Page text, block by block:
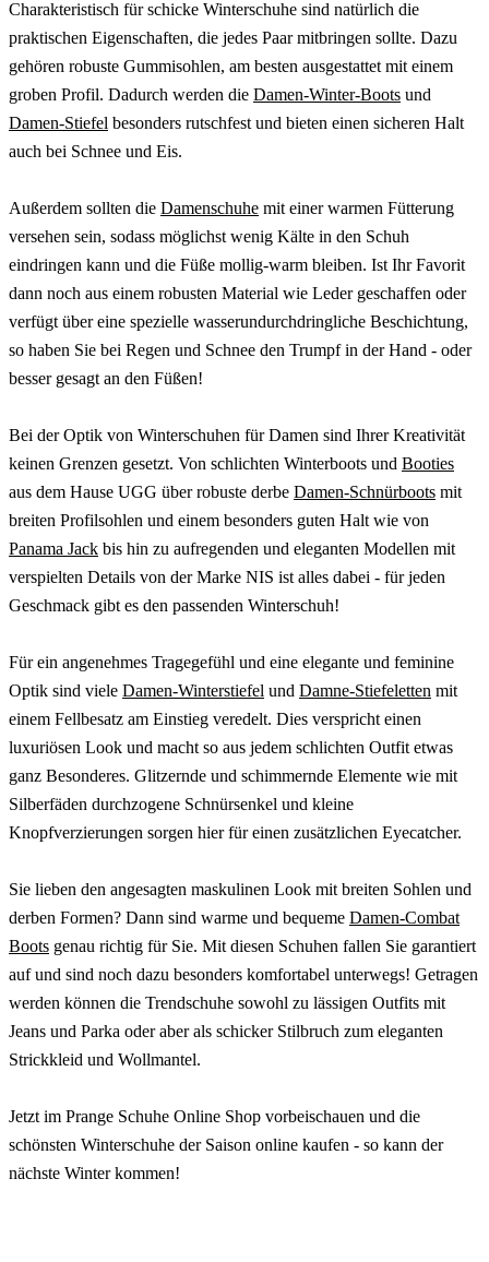
Charakteristisch für schicke Winterschuhe sind natürlich die
praktischen Eigenschaften, die jedes Paar mitbringen sollte. Dazu
gehören robuste Gummisohlen, am besten ausgestattet mit einem
groben Profil. Dadurch werden die Damen-Winter-Boots und
Damen-Stiefel besonders rutschfest und bieten einen sicheren Halt
auch bei Schnee und Eis.
Außerdem sollten die Damenschuhe mit einer warmen Fütterung
versehen sein, sodass möglichst wenig Kälte in den Schuh
eindringen kann und die Füße mollig-warm bleiben. Ist Ihr Favorit
dann noch aus einem robusten Material wie Leder geschaffen oder
verfügt über eine spezielle wasserundurchdringliche Beschichtung,
so haben Sie bei Regen und Schnee den Trumpf in der Hand - oder
besser gesagt an den Füßen!
Bei der Optik von Winterschuhen für Damen sind Ihrer Kreativität
keinen Grenzen gesetzt. Von schlichten Winterboots und Booties
aus dem Hause UGG über robuste derbe Damen-Schnürboots mit
breiten Profilsohlen und einem besonders guten Halt wie von
Panama Jack bis hin zu aufregenden und eleganten Modellen mit
verspielten Details von der Marke NIS ist alles dabei - für jeden
Geschmack gibt es den passenden Winterschuh!
Für ein angenehmes Tragegefühl und eine elegante und feminine
Optik sind viele Damen-Winterstiefel und Damne-Stiefeletten mit
einem Fellbesatz am Einstieg veredelt. Dies verspricht einen
luxuriösen Look und macht so aus jedem schlichten Outfit etwas
ganz Besonderes. Glitzernde und schimmernde Elemente wie mit
Silberfäden durchzogene Schnürsenkel und kleine
Knopfverzierungen sorgen hier für einen zusätzlichen Eyecatcher.
Sie lieben den angesagten maskulinen Look mit breiten Sohlen und
derben Formen? Dann sind warme und bequeme Damen-Combat
Boots genau richtig für Sie. Mit diesen Schuhen fallen Sie garantiert
auf und sind noch dazu besonders komfortabel unterwegs! Getragen
werden können die Trendschuhe sowohl zu lässigen Outfits mit
Jeans und Parka oder aber als schicker Stilbruch zum eleganten
Strickkleid und Wollmantel.
Jetzt im Prange Schuhe Online Shop vorbeischauen und die
schönsten Winterschuhe der Saison online kaufen - so kann der
nächste Winter kommen!